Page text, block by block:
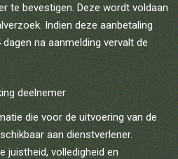
te bevestigen. Deze wordt voldaan
Indien deze aanbetaling
na aanmelding vervalt de
deelnemer
die voor de uitvoering van de
aan dienstverlener.
juistheid, volledigheid en